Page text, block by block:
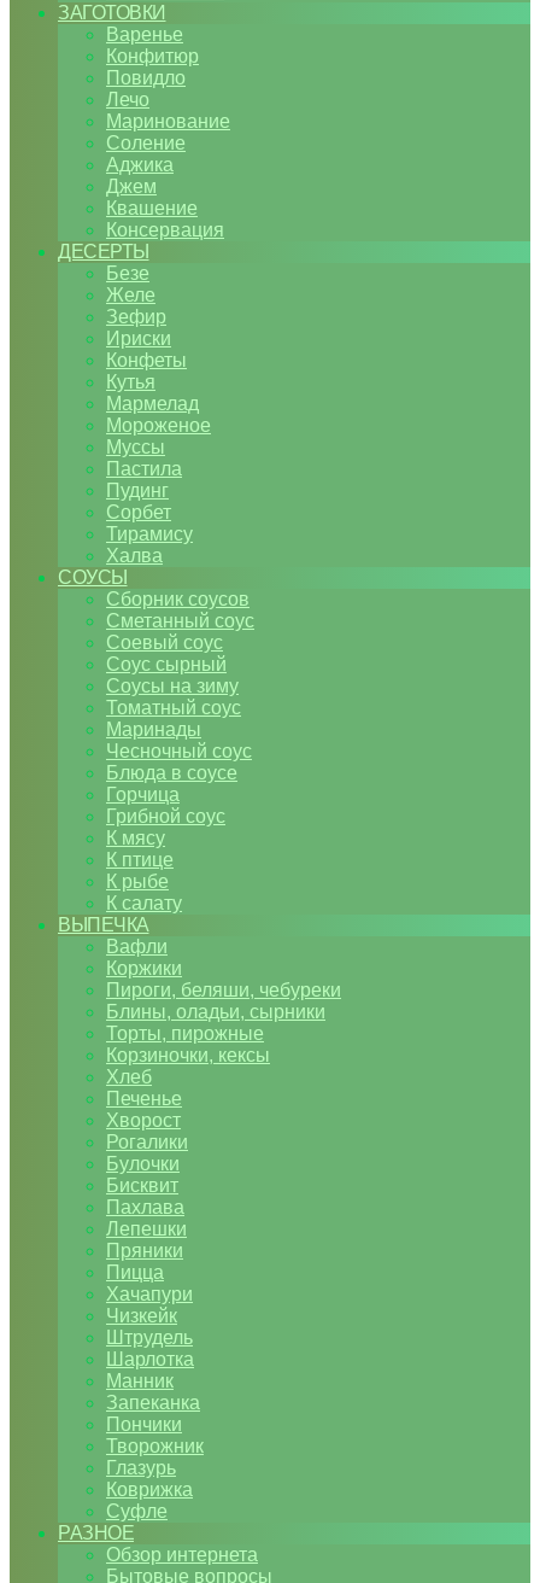
ЗАГОТОВКИ
Варенье
Конфитюр
Повидло
Лечо
Маринование
Соление
Аджика
Джем
Квашение
Консервация
ДЕСЕРТЫ
Безе
Желе
Зефир
Ириски
Конфеты
Кутья
Мармелад
Мороженое
Муссы
Пастила
Пудинг
Сорбет
Тирамису
Халва
СОУСЫ
Сборник соусов
Сметанный соус
Соевый соус
Соус сырный
Соусы на зиму
Томатный соус
Маринады
Чесночный соус
Блюда в соусе
Горчица
Грибной соус
К мясу
К птице
К рыбе
К салату
ВЫПЕЧКА
Вафли
Коржики
Пироги, беляши, чебуреки
Блины, оладьи, сырники
Торты, пирожные
Корзиночки, кексы
Хлеб
Печенье
Хворост
Рогалики
Булочки
Бисквит
Пахлава
Лепешки
Пряники
Пицца
Хачапури
Чизкейк
Штрудель
Шарлотка
Манник
Запеканка
Пончики
Творожник
Глазурь
Коврижка
Суфле
РАЗНОЕ
Обзор интернета
Бытовые вопросы